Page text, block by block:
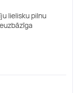
lielisku pilnu